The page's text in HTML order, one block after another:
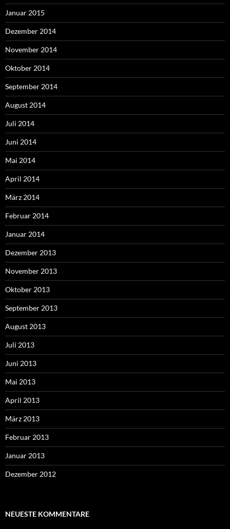
Januar 2015
Dezember 2014
November 2014
Oktober 2014
September 2014
August 2014
Juli 2014
Juni 2014
Mai 2014
April 2014
März 2014
Februar 2014
Januar 2014
Dezember 2013
November 2013
Oktober 2013
September 2013
August 2013
Juli 2013
Juni 2013
Mai 2013
April 2013
März 2013
Februar 2013
Januar 2013
Dezember 2012
NEUESTE KOMMENTARE